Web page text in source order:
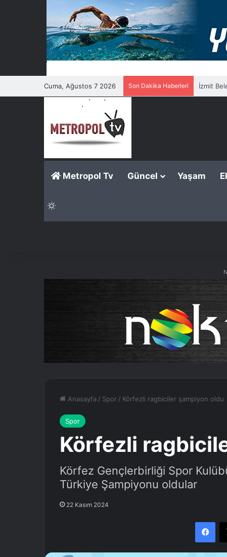
Cuma, Ağustos 7 2026 Son Dakika Haberleri İzmit
Metropol Tv Güncel Yaşam
Anasayfa / Spor / Körfezli ragbiciler şampiyon oldu
Spor
Körfezli
Körfez Gençlerbirliği Spor
Türkiye Şampiyonu oldular
22 Kasım 2024